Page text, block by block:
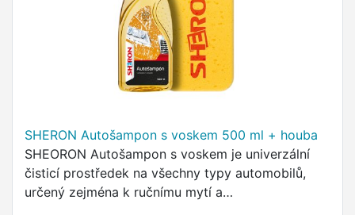
SHERON Autošampon s voskem 500 ml + houba
SHEORON Autošampon s voskem je univerzální
čisticí prostředek na všechny typy automobilů,
určený zejména k ručnímu mytí a